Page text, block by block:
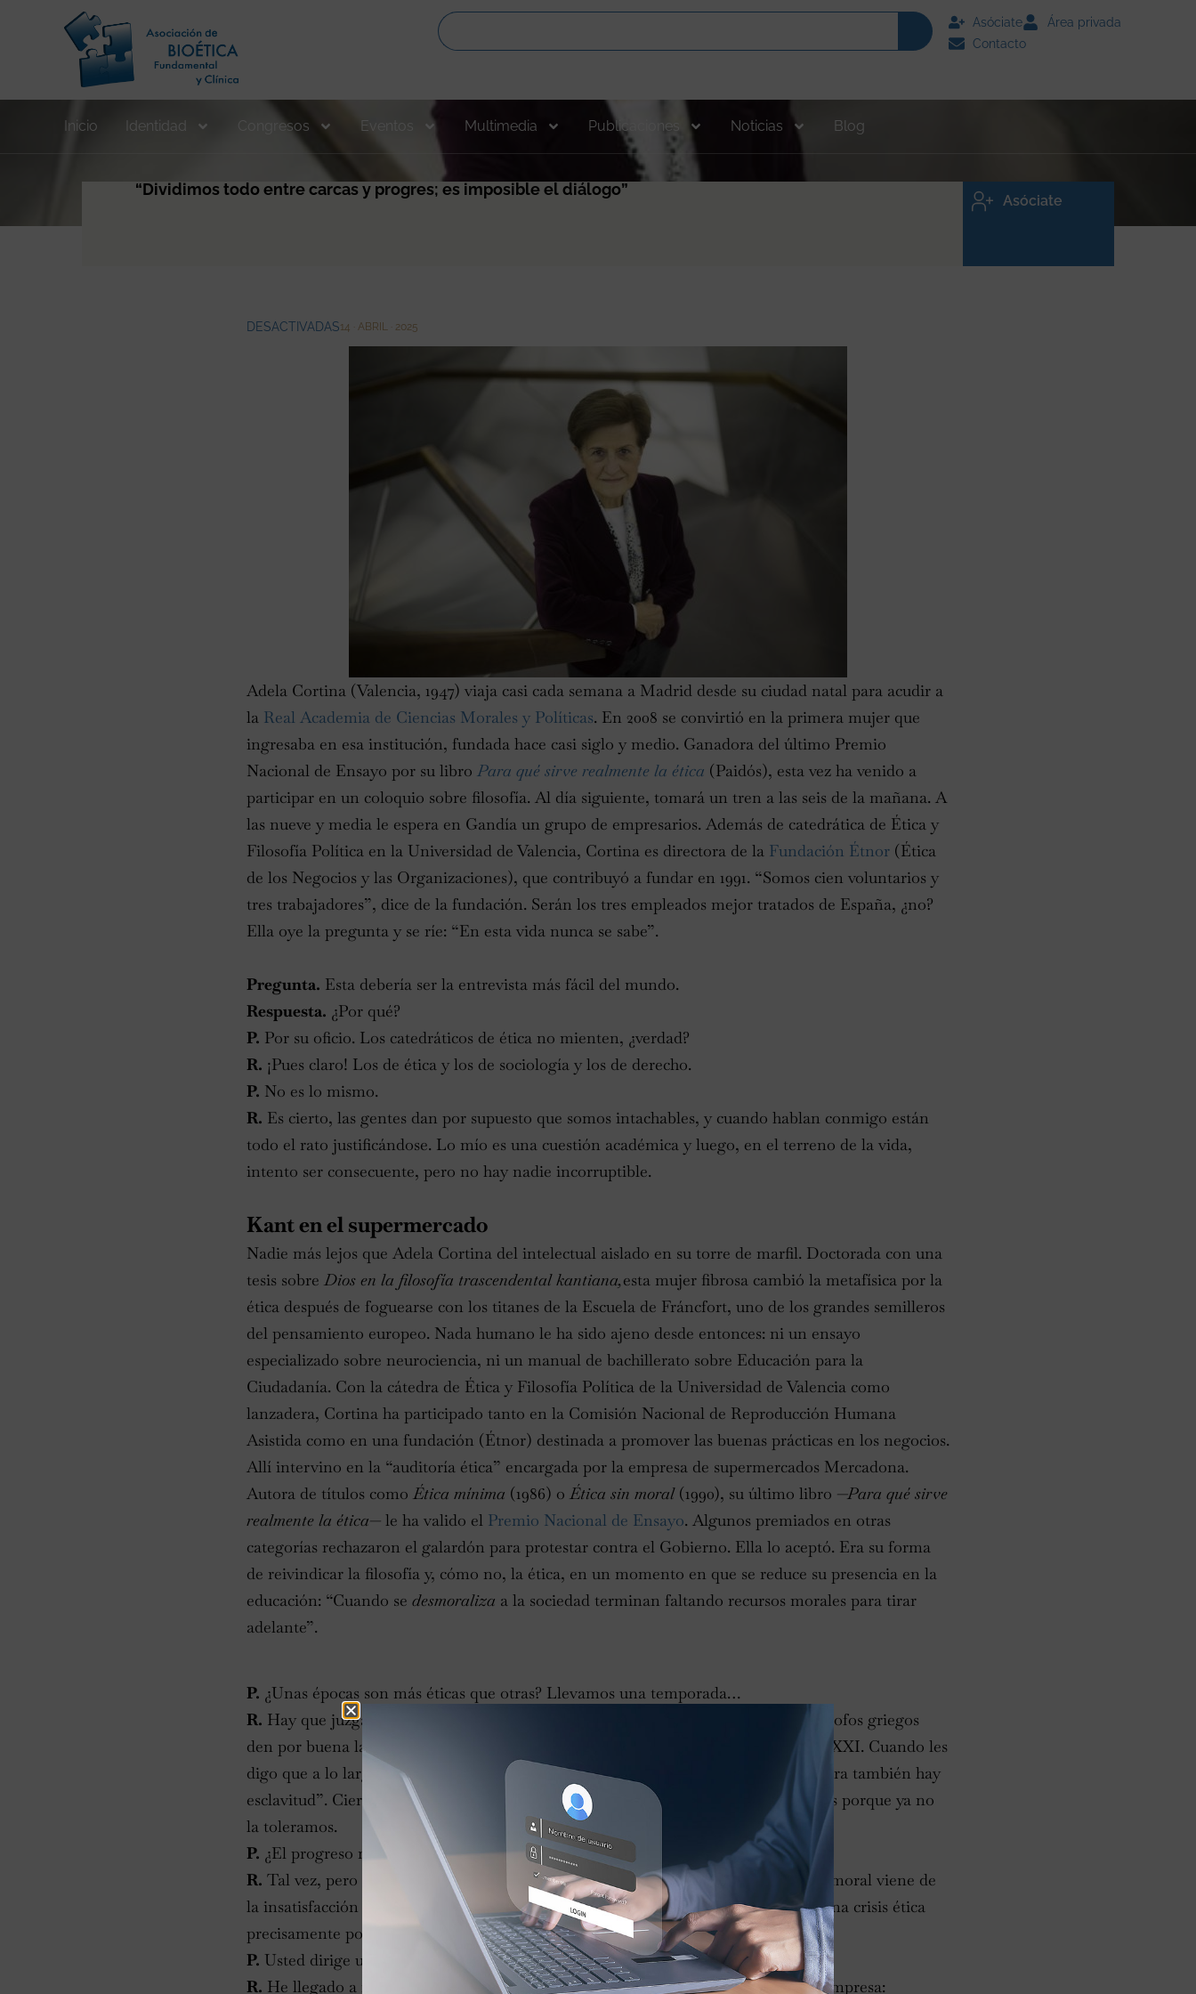
Asóciate
Área privada
Contacto
Inicio Identidad Congresos Eventos Multimedia Publicaciones Noticias Blog
“Dividimos todo entre carcas y progres; es imposible el diálogo”
Asóciate
DESACTIVADAS14 · ABRIL · 2025
Adela Cortina (Valencia, 1947) viaja casi cada semana a Madrid desde su ciudad natal para acudir a
la Real Academia de Ciencias Morales y Políticas. En 2008 se convirtió en la primera mujer que
ingresaba en esa institución, fundada hace casi siglo y medio. Ganadora del último Premio
Nacional de Ensayo por su libro Para qué sirve realmente la ética (Paidós), esta vez ha venido a
participar en un coloquio sobre filosofía. Al día siguiente, tomará un tren a las seis de la mañana. A
las nueve y media le espera en Gandía un grupo de empresarios. Además de catedrática de Ética y
Filosofía Política en la Universidad de Valencia, Cortina es directora de la Fundación Étnor (Ética
de los Negocios y las Organizaciones), que contribuyó a fundar en 1991. “Somos cien voluntarios y
tres trabajadores”, dice de la fundación. Serán los tres empleados mejor tratados de España, ¿no?
Ella oye la pregunta y se ríe: “En esta vida nunca se sabe”.
Pregunta. Esta debería ser la entrevista más fácil del mundo.
Respuesta. ¿Por qué?
P. Por su oficio. Los catedráticos de ética no mienten, ¿verdad?
R. ¡Pues claro! Los de ética y los de sociología y los de derecho.
P. No es lo mismo.
R. Es cierto, las gentes dan por supuesto que somos intachables, y cuando hablan conmigo están
todo el rato justificándose. Lo mío es una cuestión académica y luego, en el terreno de la vida,
intento ser consecuente, pero no hay nadie incorruptible.
Kant en el supermercado
Nadie más lejos que Adela Cortina del intelectual aislado en su torre de marfil. Doctorada con una
tesis sobre Dios en la filosofía trascendentalkantiana,esta mujer fibrosa cambió la metafísica por la
ética después de foguearse con los titanes de la Escuela de Fráncfort, uno de los grandes semilleros
del pensamiento europeo. Nada humano le ha sido ajeno desde entonces: ni un ensayo
especializado sobre neurociencia, ni un manual de bachillerato sobre Educación para la
Ciudadanía. Con la cátedra de Ética y Filosofía Política de la Universidad de Valencia como
lanzadera, Cortina ha participado tanto en la Comisión Nacional de Reproducción Humana
Asistida como en una fundación (Étnor) destinada a promover las buenas prácticas en los negocios.
Allí intervino en la “auditoría ética” encargada por la empresa de supermercados Mercadona.
Autora de títulos como Ética mínima (1986) o Ética sin moral(1990), su último libro —Para qué sirve
realmente la ética— le ha valido el Premio Nacional de Ensayo. Algunos premiados en otras
categorías rechazaron el galardón para protestar contra el Gobierno. Ella lo aceptó. Era su forma
de reivindicar la filosofía y, cómo no, la ética, en un momento en que se reduce su presencia en la
educación: “Cuando se desmoraliza a la sociedad terminan faltando recursos morales para tirar
adelante”.
P. ¿Unas épocas son más éticas que otras? Llevamos una temporada…
R. Hay que juzgar las épocas en su contexto. Mis alumnos no soportan que los filósofos griegos
den por buena la esclavitud, pero no es lo mismo el siglo IV antes de Cristo que el XXI. Cuando les
digo que a lo largo de la historia ha habido un progreso moral me responden: “Ahora también hay
esclavitud”. Cierto, pero cuando aparece es una noticia que sale en los periódicos es porque ya no
la toleramos.
P. ¿El progreso moral nos hace ser más exigentes pero somos cívicos de boquilla?
R. Tal vez, pero más vale ser Sócrates insatisfecho que loco satisfecho. El progreso moral viene de
la insatisfacción ante el funcionamiento del mundo. La gente dice que ahora hay una crisis ética
precisamente porque ha existido ese progreso.
P. Usted dirige una fundación para la ética de los negocios. ¿Le hacen caso?
R. He llegado a recopilar hasta 20 términos de nuestro ámbito en el mundo de la empresa: